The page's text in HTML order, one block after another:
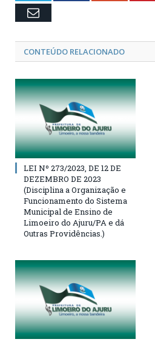
Email
CONTEÚDO RELACIONADO
LEI Nº 273/2023, DE 12 DE
DEZEMBRO DE 2023
(Disciplina a Organização e
Funcionamento do Sistema
Municipal de Ensino de
Limoeiro do Ajuru/PA e dá
Outras Providências.)